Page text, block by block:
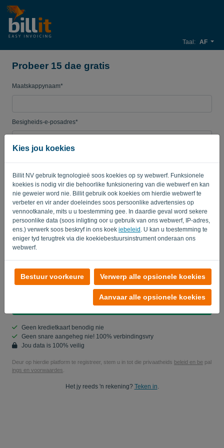
Kies jou koekies
Billit NV gebruik tegnologieë soos koekies op sy webwerf. Funksionele
koekies is nodig vir die behoorlike funksionering van die webwerf en kan
nie geweier word nie. Billit gebruik ook koekies om hierdie webwerf te
verbeter en vir ander doeleindes soos persoonlike advertensies op
vennootkanale, mits u u toestemming gee. In daardie geval word sekere
persoonlike data (soos inligting oor u gebruik van ons webwerf, IP-adres,
ens.) verwerk soos beskryf in ons koek iebeleid . U kan u toestemming te
eniger tyd terugtrek via die koekiebestuursinstrument onderaan ons
webwerf.
Bestuur voorkeure Verwerp alle opsionele koekies
Aanvaar alle opsionele koekies
Taal: AF
Probeer 15 dae gratis
Maatskappynaam*
Besigheids-e-posadres*
Land
Is jy nie 'n rekenaar nie? Vul ' ' in.
Ja, jy mag my produktupdates studeer..
Ja, jy kan vir my bemarkingsopdaterings stuur.
Begin jou gratis proeftydperk
Geen kredietkaart benodig nie
Geen snare aangeheg nie! 100% verbindingsvry
Jou data is 100% veilig
Deur op hierdie platform te registreer, stem u in tot die privaatheids beleid en be pal
ings en voorwaardes
Het jy reeds 'n rekening? Teken in.